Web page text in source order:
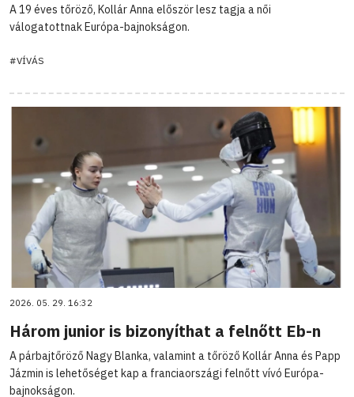
A 19 éves tőröző, Kollár Anna először lesz tagja a női
válogatottnak Európa-bajnokságon.
#VÍVÁS
2026. 05. 29. 16:32
Három junior is bizonyíthat a felnőtt Eb-n
A párbajtőröző Nagy Blanka, valamint a tőröző Kollár Anna és Papp
Jázmin is lehetőséget kap a franciaországi felnőtt vívó Európa-
bajnokságon.